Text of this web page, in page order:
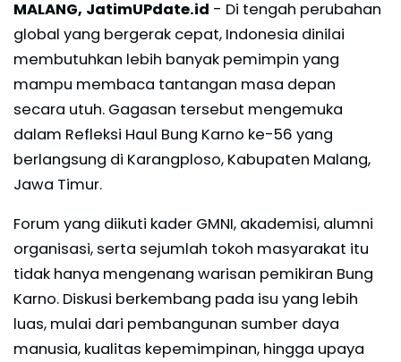
MALANG, JatimUPdate.id - Di tengah perubahan
global yang bergerak cepat, Indonesia dinilai
membutuhkan lebih banyak pemimpin yang
mampu membaca tantangan masa depan
secara utuh. Gagasan tersebut mengemuka
dalam Refleksi Haul Bung Karno ke-56 yang
berlangsung di Karangploso, Kabupaten Malang,
Jawa Timur.
Forum yang diikuti kader GMNI, akademisi, alumni
organisasi, serta sejumlah tokoh masyarakat itu
tidak hanya mengenang warisan pemikiran Bung
Karno. Diskusi berkembang pada isu yang lebih
luas, mulai dari pembangunan sumber daya
manusia, kualitas kepemimpinan, hingga upaya